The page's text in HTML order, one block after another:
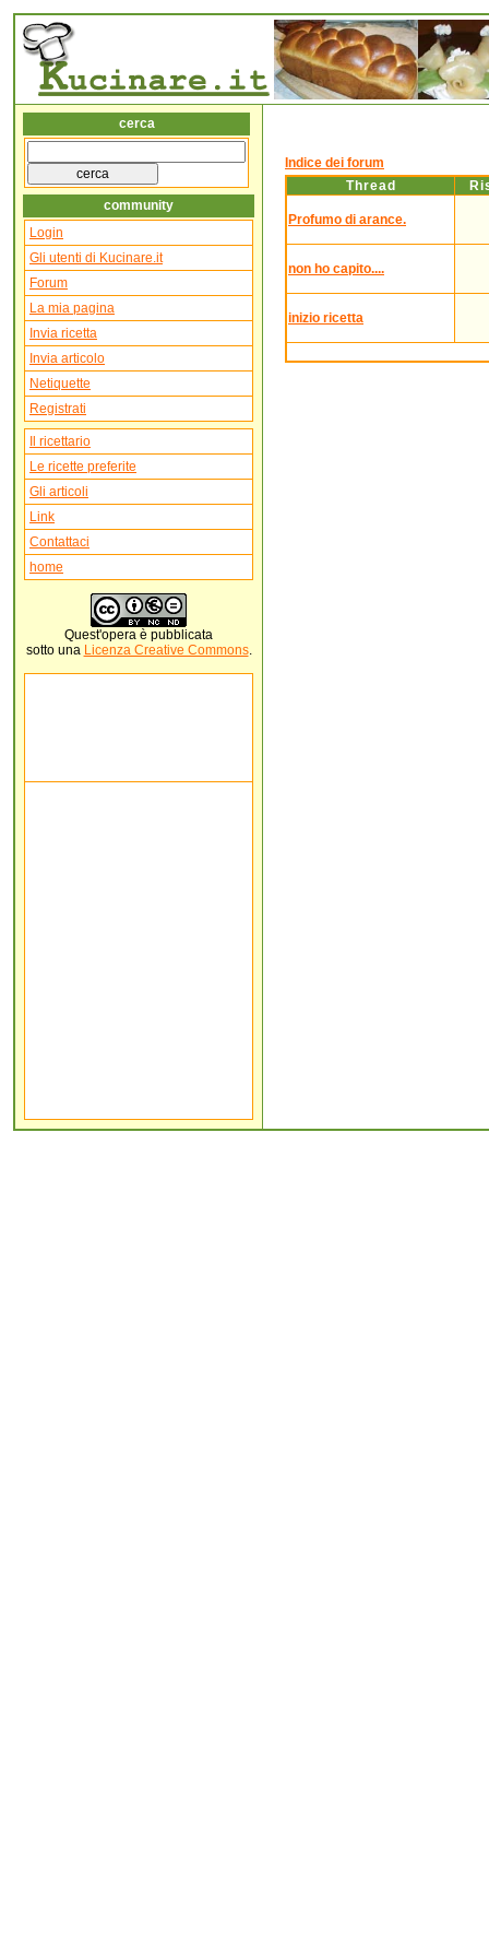
cerca
community
Login
Gli utenti di Kucinare.it
Forum
La mia pagina
Invia ricetta
Invia articolo
Netiquette
Registrati
Il ricettario
Le ricette preferite
Gli articoli
Link
Contattaci
home
Quest'opera è pubblicata
sotto una Licenza Creative Commons.
Indice dei forum
Thread
Profumo di arance.
non ho capito....
inizio ricetta